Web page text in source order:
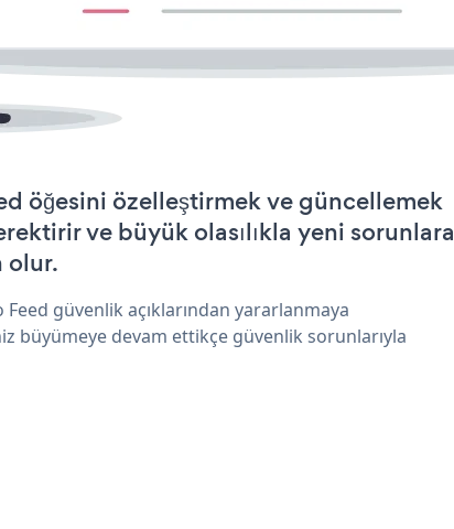
öğesini özelleştirmek ve güncellemek
ve büyük olasılıkla yeni sorunlara
olur.
güvenlik açıklarından yararlanmaya
büyümeye devam ettikçe güvenlik sorunlarıyla